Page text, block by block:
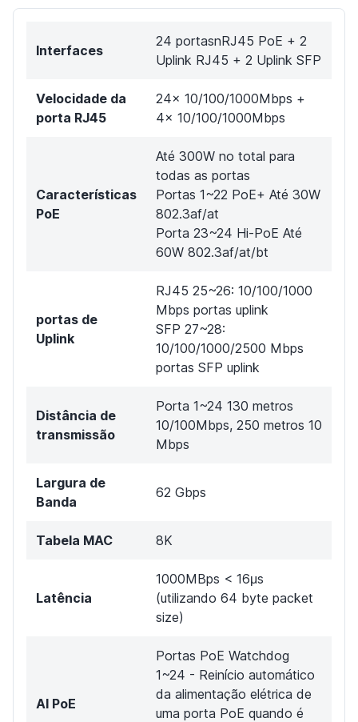
Interfaces
24 portasnRJ45 PoE + 2
Uplink RJ45 + 2 Uplink SFP
Velocidade da
porta RJ45
24x 10/100/1000Mbps +
4x 10/100/1000Mbps
Características
PoE
Até 300W no total para
todas as portas
Portas 1~22 PoE+ Até 30W
802.3af/at
Porta 23~24 Hi-PoE Até
60W 802.3af/at/bt
portas de
Uplink
RJ45 25~26: 10/100/1000
Mbps portas uplink
SFP 27~28:
10/100/1000/2500 Mbps
portas SFP uplink
Distância de
transmissão
Porta 1~24 130 metros
10/100Mbps, 250 metros 10
Mbps
Largura de
Banda
62 Gbps
Tabela MAC 8K
Latência
1000MBps < 16μs
(utilizando 64 byte packet
size)
AI PoE
Portas PoE Watchdog
1~24 - Reinício automático
da alimentação elétrica de
uma porta PoE quando é